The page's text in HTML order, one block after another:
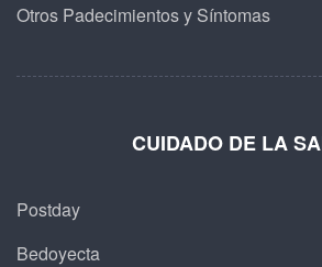
Otros Padecimientos y Síntomas
CUIDADO DE LA
Postday
Bedoyecta